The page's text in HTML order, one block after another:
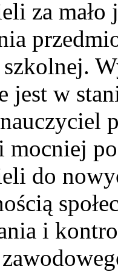
za
jest w
mocniej
do
i